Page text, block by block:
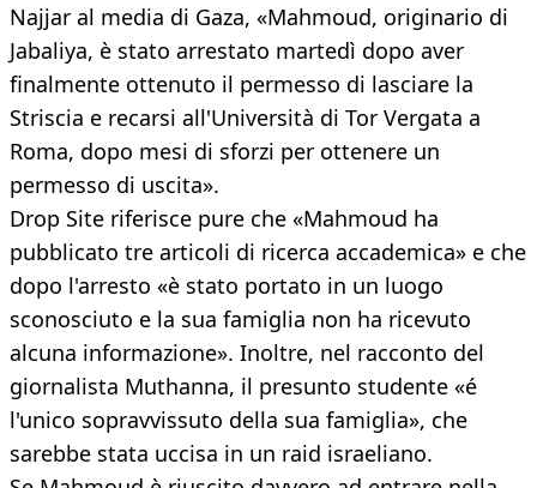
Najjar al media di Gaza, «Mahmoud, originario di
Jabaliya, è stato arrestato martedì dopo aver
finalmente ottenuto il permesso di lasciare la
Striscia e recarsi all'Università di Tor Vergata a
Roma, dopo mesi di sforzi per ottenere un
permesso di uscita».
Drop Site riferisce pure che «Mahmoud ha
pubblicato tre articoli di ricerca accademica» e che
dopo l'arresto «è stato portato in un luogo
sconosciuto e la sua famiglia non ha ricevuto
alcuna informazione». Inoltre, nel racconto del
giornalista Muthanna, il presunto studente «é
l'unico sopravvissuto della sua famiglia», che
sarebbe stata uccisa in un raid israeliano.